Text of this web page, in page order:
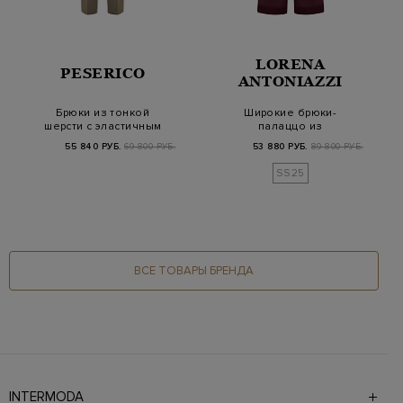
PESERICO
Брюки из тонкой
шерсти с эластичным
55 840 РУБ. 69 800 РУБ.
LORENA
ANTONIAZZI
Широкие брюки-
палаццо из
рами
53 880 РУБ. 89 800 РУБ.
SS25
ВСЕ ТОВАРЫ БРЕНДА
INTERMODA